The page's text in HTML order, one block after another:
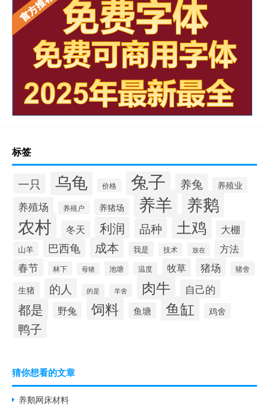
标签
一只 乌龟 价格 兔子 养兔 养殖业
养殖场 养殖户 养猪场 养羊 养鹅
农村 冬天 利润 品种 土鸡 大棚
山羊 巴西龟 成本 我是 技术 放在
方法
春节
林下 母猪 池塘 温度 牧草 猪场 猪舍
生猪 的人 的是 羊舍 肉牛 自己的
都是 野兔 饲料 鱼塘 鱼缸 鸡舍
鸭子
猜你想看的文章
养鹅网床材料